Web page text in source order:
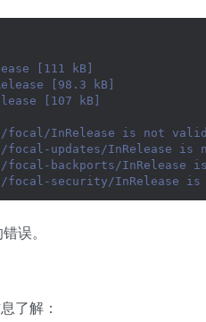
updates InRelease
[98.3 kB]
InRelease
focal/InRelease is not
focal-updates/InRelease
focal-backports/
focal-security/
误。
了解：